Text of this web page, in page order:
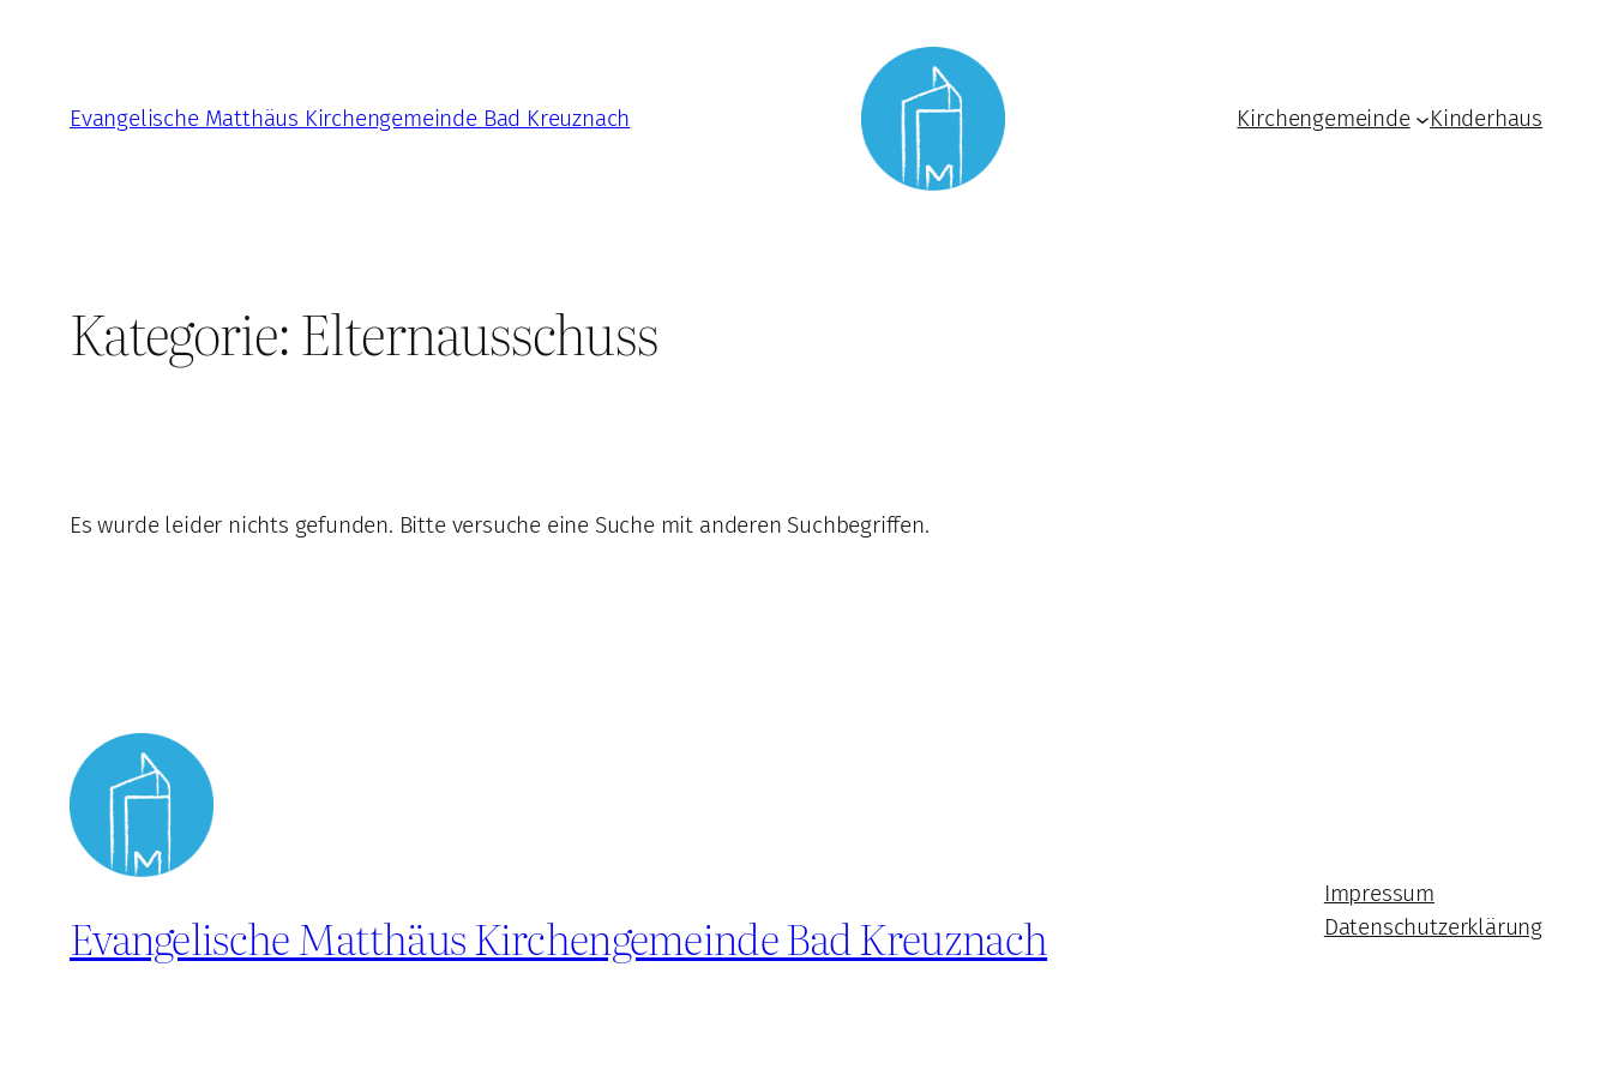
springenEvangelische Matthäus Kirchengemeinde Bad Kreuznach Kirchengemeinde Kinderhaus
Kategorie:Elternausschuss
Es wurde leider nichts gefunden. Bitte versuche eine Suche mit anderen Suchbegriffen.
Evangelische Matthäus Kirchengemeinde Bad Kreuznach
Impressum
Datenschutzerklärung